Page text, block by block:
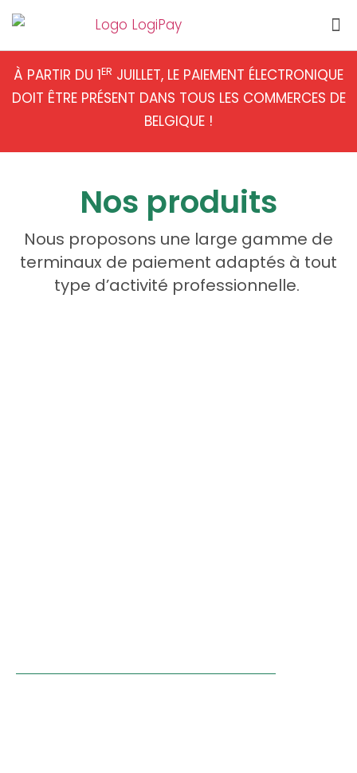
À PARTIR DU 1ER JUILLET, LE PAIEMENT ÉLECTRONIQUE
DOIT ÊTRE PRÉSENT DANS TOUS LES COMMERCES DE
BELGIQUE !
Nos produits
Nous proposons une large gamme de
terminaux de paiement adaptés à tout
type d’activité professionnelle.